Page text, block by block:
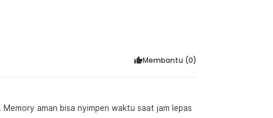
Membantu (0)
aman bisa nyimpen waktu saat jam lepas